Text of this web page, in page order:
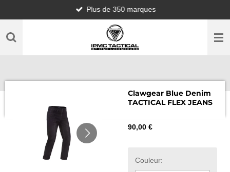
au
contenu
Plus de 350 marques
Clawgear Blue Denim
TACTICAL FLEX JEANS
90,00 €
Couleur: